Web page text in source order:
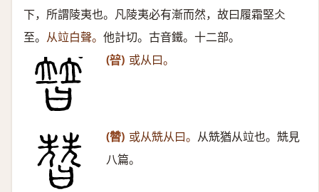
下，所謂陵夷也。凡陵夷必有漸而然，故曰履霜堅仌
至。 从竝白聲。 他計切。古音鐵。十二部。
(暜) 或从曰。
(㬱) 或从兟从曰。 从兟猶从竝也。兟見
八篇。